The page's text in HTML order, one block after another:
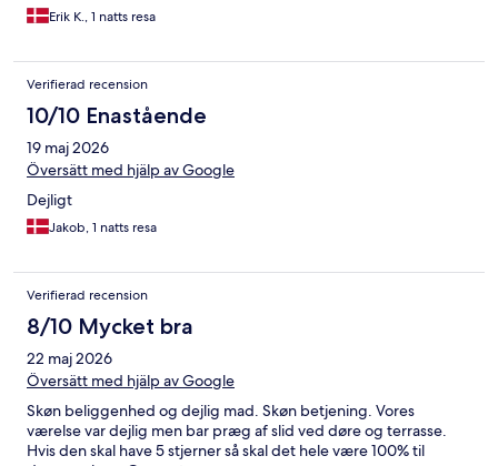
Erik K., 1 natts resa
Verifierad recension
10/10 Enastående
19 maj 2026
Översätt med hjälp av Google
Dejligt
Jakob, 1 natts resa
Verifierad recension
8/10 Mycket bra
22 maj 2026
Översätt med hjälp av Google
Skøn beliggenhed og dejlig mad. Skøn betjening. Vores
værelse var dejlig men bar præg af slid ved døre og terrasse.
Hvis den skal have 5 stjerner så skal det hele være 100% til